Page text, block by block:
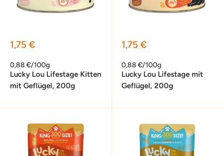
Sonderpreis
1,75 €
0,88 €/100g
Lucky Lou Lifestage Kitten
mit Geflügel, 200g
Sonderpreis
1,75 €
0,88 €/100g
Lucky Lou Lifestage mit
Geflügel, 200g